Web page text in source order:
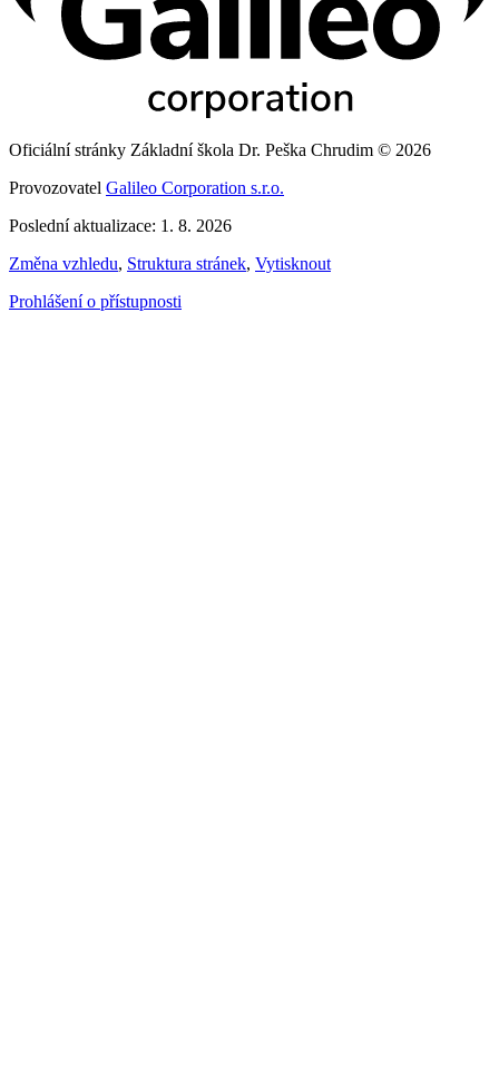
Oficiální stránky Základní škola Dr. Peška Chrudim © 2026
Provozovatel Galileo Corporation s.r.o.
Poslední aktualizace: 1. 8. 2026
Změna vzhledu, Struktura stránek, Vytisknout
Prohlášení o přístupnosti